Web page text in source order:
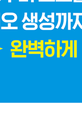
에서 이미지 편집과
이미지 편집하는 방법